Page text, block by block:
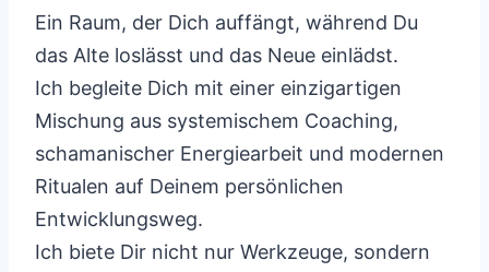
Ein Raum, der Dich auffängt, während Du
das Alte loslässt und das Neue einlädst.
Ich begleite Dich mit einer einzigartigen
Mischung aus systemischem Coaching,
schamanischer Energiearbeit und modernen
Ritualen auf Deinem persönlichen
Entwicklungsweg.
Ich biete Dir nicht nur Werkzeuge, sondern